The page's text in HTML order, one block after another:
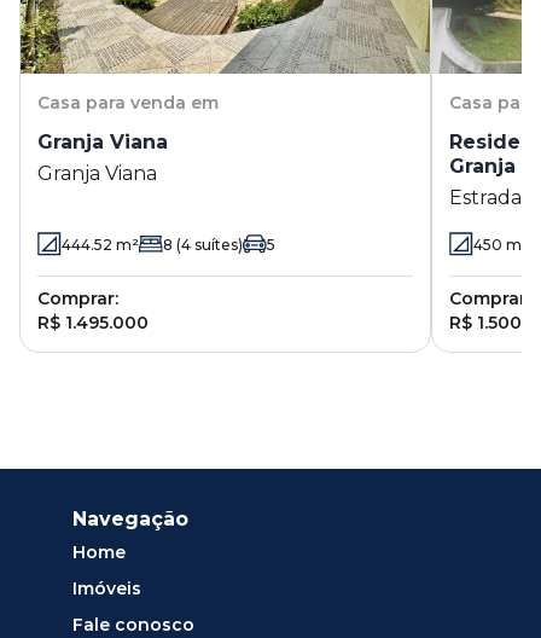
Casa para venda em
Granja Viana
Granja Viana
444.52 m² 8 (4 suítes) 5
Comprar:
R$ 1.495.000
Casa
Granja
Estrada
- Cotia -
450 m²
Comprar:
R$
Navegação
Home
Imóveis
Fale conosco